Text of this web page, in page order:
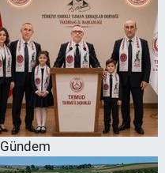
Gündem